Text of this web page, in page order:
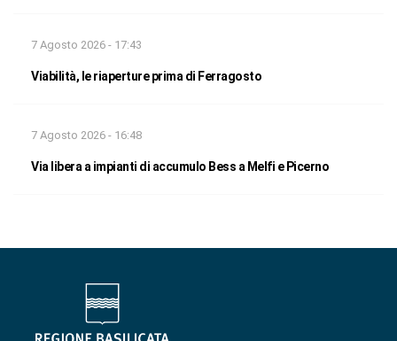
7 Agosto 2026 - 17:43
Viabilità, le riaperture prima di Ferragosto
7 Agosto 2026 - 16:48
Via libera a impianti di accumulo Bess a Melfi e Picerno